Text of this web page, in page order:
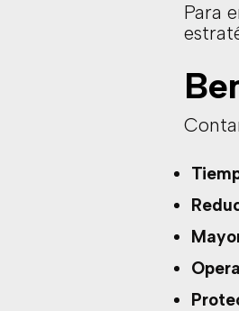
Para